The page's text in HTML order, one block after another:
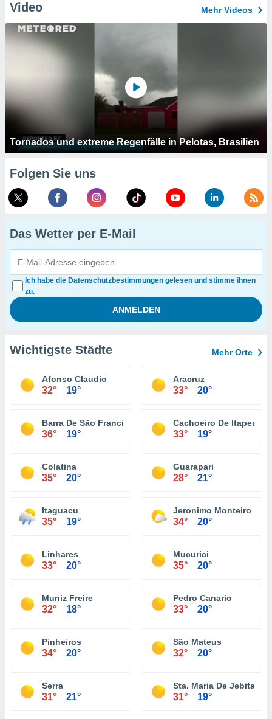
Video Mehr Videos
Tornados und extreme Regenfälle in Pelotas, Brasilien
Folgen Sie uns
Das Wetter per E-Mail
Ich habe die Datenschutzbestimmungen gelesen und stimme ihnen
zu.
Wichtigste Städte Mehr Orte
Afonso Claudio
32° 19°
Aracruz
33° 20°
Barra De São Francisco
36° 19°
Cachoeiro De
33° 19°
Colatina
35° 20°
Guarapari
28° 21°
Itaguacu
35° 19°
Jeronimo Monteiro
34° 20°
Linhares
33° 20°
Mucurici
35° 20°
Muniz Freire
32° 18°
Pedro Canario
33° 20°
Pinheiros
34° 20°
São Mateus
32° 20°
Serra
31° 21°
Sta. Maria De Jebita
31° 19°